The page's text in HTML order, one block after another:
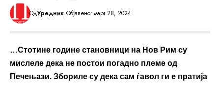
ОдУредник Објавено: март 28, 2024
…Стотине године становници на Нов Рим су
мислеле дека не постои погадно племе од
Печењази. Збориле су дека сам ѓавол ги е пратија